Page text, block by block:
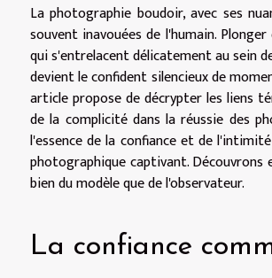
La photographie boudoir, avec ses
souvent inavouées de l'humain.
qui s'entrelacent délicatement au sein
devient le confident silencieux de
article propose de décrypter les liens
de la complicité dans la réussie des
l'essence de la confiance et de
photographique captivant.
bien du modèle que de l'observateur.
La confiance